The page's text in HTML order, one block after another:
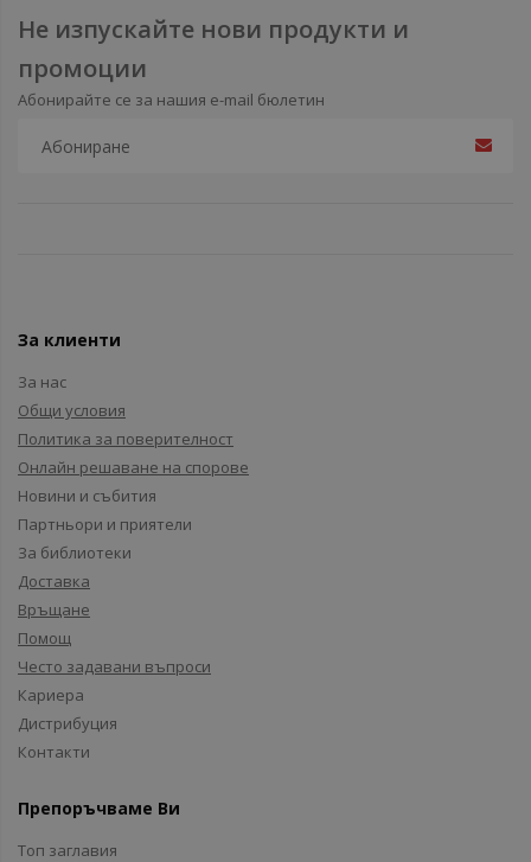
Не изпускайте нови продукти и
промоции
Абонирайте се за нашия e-mail бюлетин
За клиенти
За нас
Общи условия
Политика за поверителност
Онлайн решаване на спорове
Новини и събития
Партньори и приятели
За библиотеки
Доставка
Връщане
Помощ
Често задавани въпроси
Кариера
Дистрибуция
Контакти
Препоръчваме Ви
Топ заглавия